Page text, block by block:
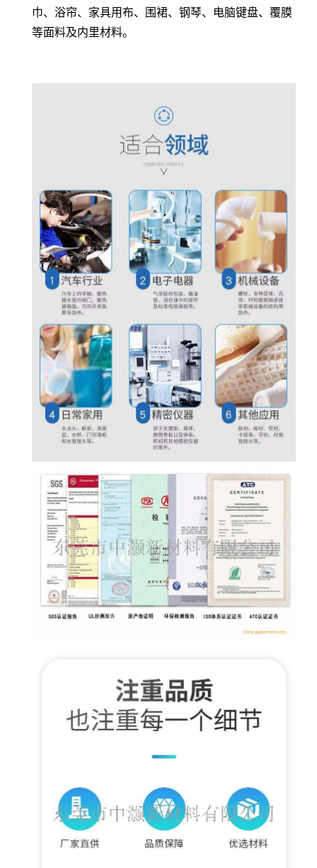
巾、浴帘、家具用布、围裙、钢琴、电脑键盘、覆膜
等面料及内里材料。